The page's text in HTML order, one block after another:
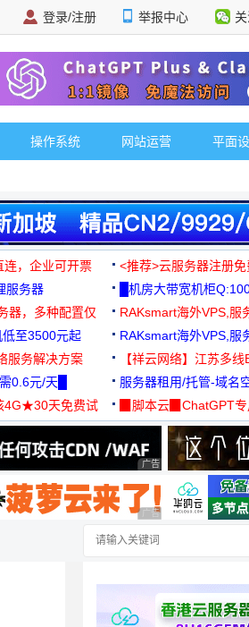
登录/注册 举报中心
，理性选择
操作系统 网站运营 平面
连，企业可开票
<推荐>云服务器注册
服务器
█机房大带宽机柜
器，多种配置仅
RAKsmart海外VPS,
用★
至3500元起
RAKsmart海外VPS,
用★
服务解决方案
【祥云网络】江苏多
0.6元/天█
服务器租用/托管-域名
天免费试
▉脚本云▉ChatGPT
19元/月
性选择 广告 商业广告，理性选择
性选择 广告 商业广告，理性选择